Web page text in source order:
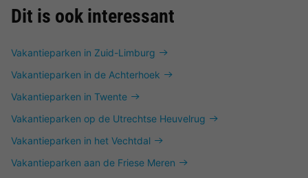
Dit is ook interessant
Vakantieparken in Zuid-Limburg
Vakantieparken in de Achterhoek
Vakantieparken in Twente
Vakantieparken op de Utrechtse Heuvelrug
Vakantieparken in het Vechtdal
Vakantieparken aan de Friese Meren